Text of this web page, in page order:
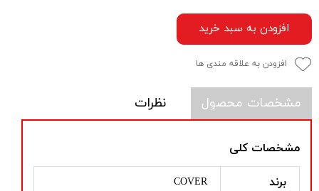
افزودن به سبد خرید
افزودن به علاقه مندی ها
مشخصات محصول نظرات
مشخصات کلی
برند COVER